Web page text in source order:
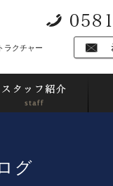
ラクチャー
グ